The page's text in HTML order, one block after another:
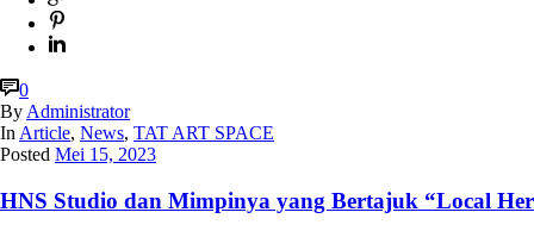
0
By Administrator
In Article, News, TAT ART SPACE
Posted Mei 15, 2023
HNS Studio dan Mimpinya yang Bertajuk “Local